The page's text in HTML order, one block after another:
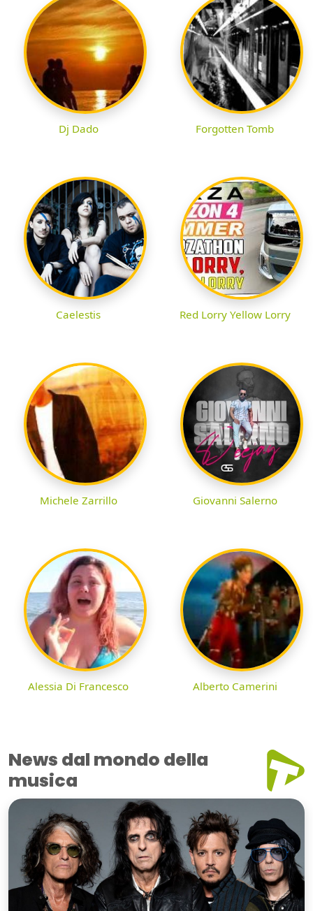
Dj Dado Forgotten Tomb
Caelestis Red Lorry Yellow Lorry
Michele Zarrillo Giovanni Salerno
Alessia Di Francesco Alberto Camerini
News dal mondo della
musica